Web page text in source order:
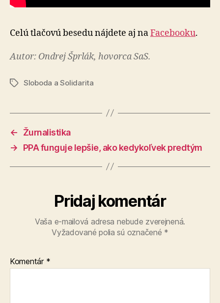
Celú tlačovú besedu nájdete aj naFacebooku.
Autor: Ondrej Šprlák, hovorca SaS.
ZnačkySloboda a Solidarita
←
Žurnalistika
→
PPA funguje lepšie, ako kedykoľvek predtým
Pridaj komentár
Vaša e-mailová adresa nebude zverejnená.
Vyžadované polia sú označené *
Komentár *